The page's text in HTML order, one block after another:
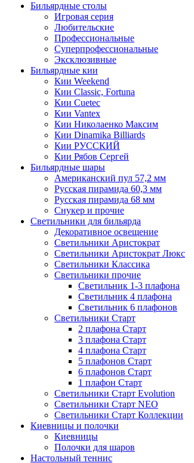
Бильярдные столы
Игровая серия
Любительские
Профессиональные
Суперпрофессиональные
Эксклюзивные
Бильярдные кии
Кии Weekend
Кии Classic, Fortuna
Кии Cuetec
Кии Vantex
Кии Николаенко Максим
Кии Dinamika Billiards
Кии РУССКИЙ
Кии Рябов Сергей
Бильярдные шары
Американский пул 57,2 мм
Русская пирамида 60,3 мм
Русская пирамида 68 мм
Снукер и прочие
Светильники для бильярда
Декоративное освещение
Светильники Аристократ
Светильники Аристократ Люкс
Светильники Классика
Светильники прочие
Светильник 1-3 плафона
Светильник 4 плафона
Светильник 6 плафонов
Светильники Старт
2 плафона Старт
3 плафона Старт
4 плафона Старт
5 плафонов Старт
6 плафонов Старт
1 плафон Старт
Светильники Старт Evolution
Светильники Старт NEO
Светильники Старт Коллекции
Киевницы и полочки
Киевницы
Полочки для шаров
Настольный теннис